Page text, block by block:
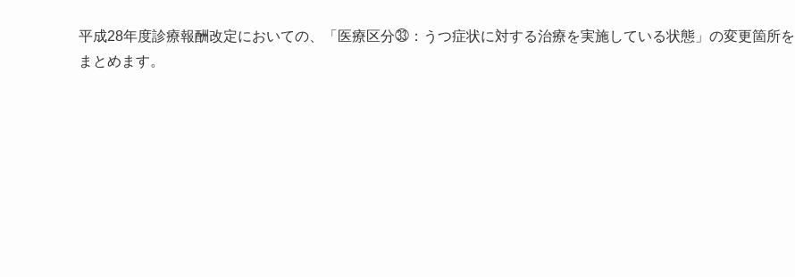
平成28年度診療報酬改定においての、「医療区分㉝：うつ症状に対する治療を実施している状態」の変更箇所を
まとめます。